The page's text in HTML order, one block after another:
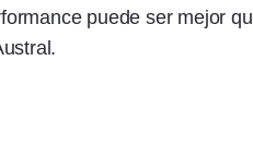
puede ser mejor